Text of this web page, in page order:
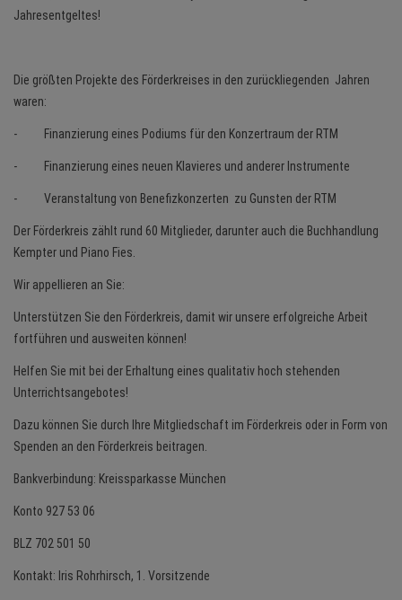
Jahresentgeltes!
Die größten Projekte des Förderkreises in den zurückliegenden Jahren
waren:
- Finanzierung eines Podiums für den Konzertraum der RTM
- Finanzierung eines neuen Klavieres und anderer Instrumente
- Veranstaltung von Benefizkonzerten zu Gunsten der RTM
Der Förderkreis zählt rund 60 Mitglieder, darunter auch die Buchhandlung
Kempter und Piano Fies.
Wir appellieren an Sie:
Unterstützen Sie den Förderkreis, damit wir unsere erfolgreiche Arbeit
fortführen und ausweiten können!
Helfen Sie mit bei der Erhaltung eines qualitativ hoch stehenden
Unterrichtsangebotes!
Dazu können Sie durch Ihre Mitgliedschaft im Förderkreis oder in Form von
Spenden an den Förderkreis beitragen.
Bankverbindung: Kreissparkasse München
Konto 927 53 06
BLZ 702 501 50
Kontakt: Iris Rohrhirsch, 1. Vorsitzende